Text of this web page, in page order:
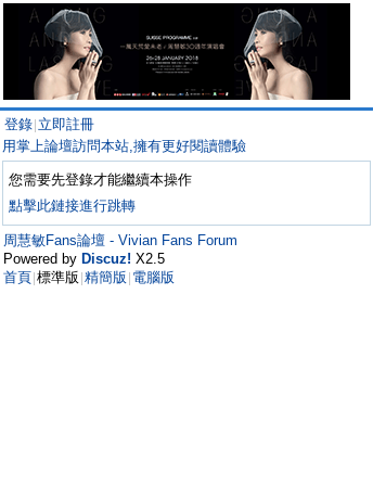
登錄 立即註冊
用掌上論壇訪問本站,擁有更好閱讀體驗
您需要先登錄才能繼續本操作
點擊此鏈接進行跳轉
周慧敏Fans論壇 - Vivian Fans Forum
Powered by Discuz! X2.5
首頁 標準版 精簡版 電腦版